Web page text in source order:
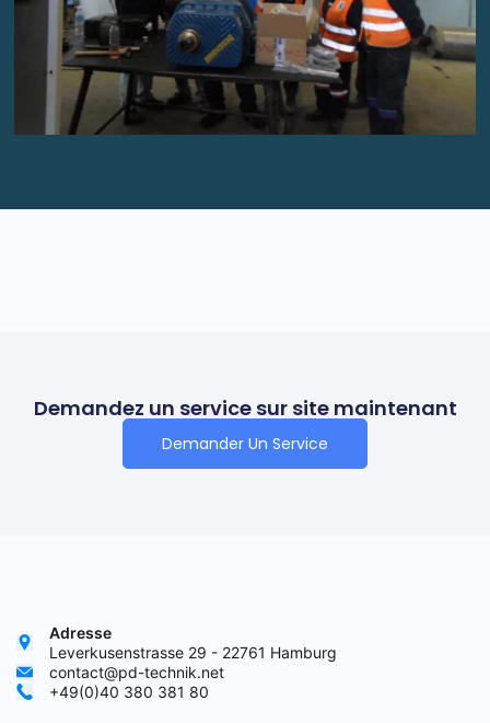
Demandez un service sur site maintenant
Demander Un Service
Adresse
Leverkusenstrasse 29 - 22761 Hamburg
contact@pd-technik.net
+49(0)40 380 381 80